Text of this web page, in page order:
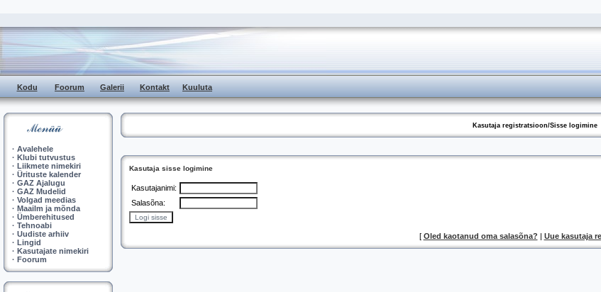
Kodu Foorum Galerii Kontakt Kuuluta
· Avalehele
· Klubi tutvustus
· Liikmete nimekiri
· Ürituste kalender
· GAZ Ajalugu
· GAZ Mudelid
· Volgad meedias
· Maailm ja mõnda
· Ümberehitused
· Tehnoabi
· Uudiste arhiiv
· Lingid
· Kasutajate nimekiri
· Foorum
Kasutaja registratsioon/Sisse logimine
Kasutaja sisse logimine
Kasutajanimi:
Salasõna:
[ Oled kaotanud oma salasõna? | Uue kasutaja